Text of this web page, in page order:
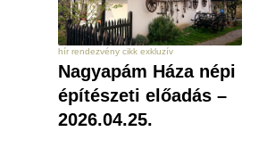
hír rendezvény cikk exkluzív
Nagyapám Háza népi
építészeti előadás –
2026.04.25.